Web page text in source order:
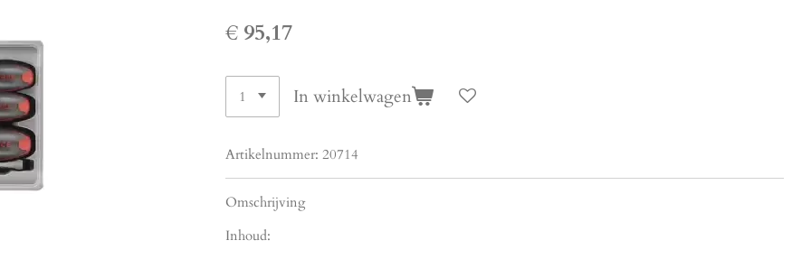
€ 95,17
In winkelwagen
Artikelnummer: 20714
Omschrijving
Inhoud: